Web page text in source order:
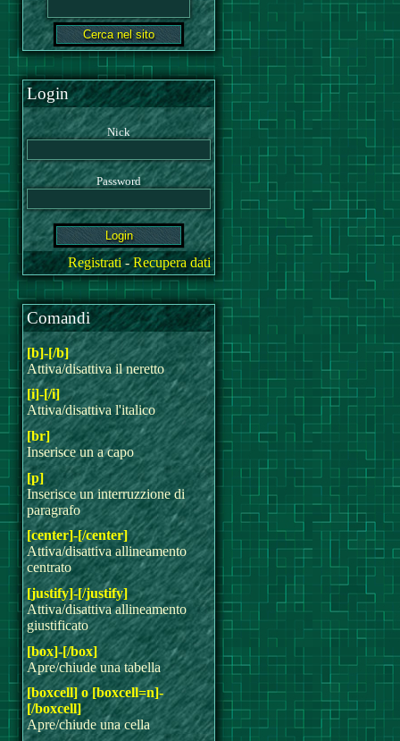
Login
Nick
Password
Registrati-Recupera dati
Comandi
[b]-[/b]
Attiva/disattiva il neretto
[i]-[/i]
Attiva/disattiva l'italico
[br]
Inserisce un a capo
[p]
Inserisce un interruzzione di
paragrafo
[center]-[/center]
Attiva/disattiva allineamento
centrato
[justify]-[/justify]
Attiva/disattiva allineamento
giustificato
[box]-[/box]
Apre/chiude una tabella
[boxcell] o [boxcell=n]-
[/boxcell]
Apre/chiude una cella